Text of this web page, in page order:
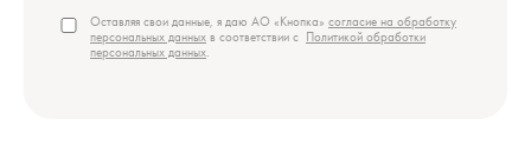
Оставляя свои данные, я даю АО «Кнопка» согласие на обработку
персональных данных в соответствии с Политикой обработки
персональных данных.